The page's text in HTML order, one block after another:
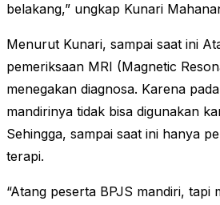
belakang,” ungkap Kunari
Menurut Kunari, sampai saat ini
pemeriksaan MRI (Magnetic
menegakan diagnosa. Karena
mandirinya tidak bisa digunakan
Sehingga, sampai saat ini hanya
terapi.
“Atang peserta BPJS mandiri, tapi